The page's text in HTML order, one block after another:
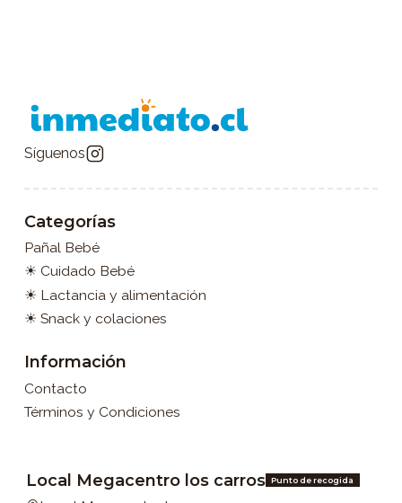
Síguenos
Categorías
Pañal Bebé
☀ Cuidado Bebé
☀ Lactancia y alimentación
☀ Snack y colaciones
Información
Contacto
Términos y Condiciones
Local Megacentro los carros Punto de recogida